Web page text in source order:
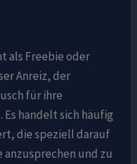
als Freebie oder
Anreiz, der
für ihre
handelt sich häufig
die speziell darauf
und zu